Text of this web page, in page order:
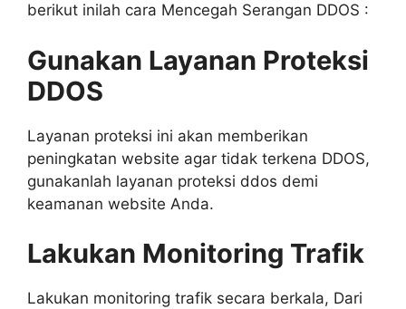
berikut inilah cara Mencegah Serangan DDOS :
Gunakan Layanan Proteksi
DDOS
Layanan proteksi ini akan memberikan
peningkatan website agar tidak terkena DDOS,
gunakanlah layanan proteksi ddos demi
keamanan website Anda.
Lakukan Monitoring Trafik
Lakukan monitoring trafik secara berkala, Dari